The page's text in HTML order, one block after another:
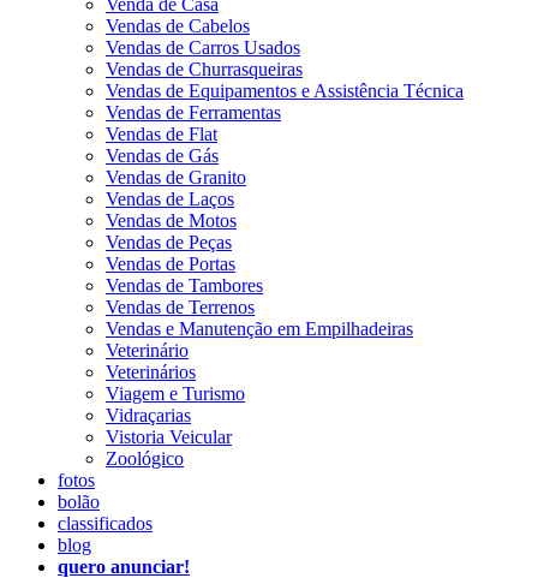
Venda de Casa
Vendas de Cabelos
Vendas de Carros Usados
Vendas de Churrasqueiras
Vendas de Equipamentos e Assistência Técnica
Vendas de Ferramentas
Vendas de Flat
Vendas de Gás
Vendas de Granito
Vendas de Laços
Vendas de Motos
Vendas de Peças
Vendas de Portas
Vendas de Tambores
Vendas de Terrenos
Vendas e Manutenção em Empilhadeiras
Veterinário
Veterinários
Viagem e Turismo
Vidraçarias
Vistoria Veicular
Zoológico
fotos
bolão
classificados
blog
quero anunciar!